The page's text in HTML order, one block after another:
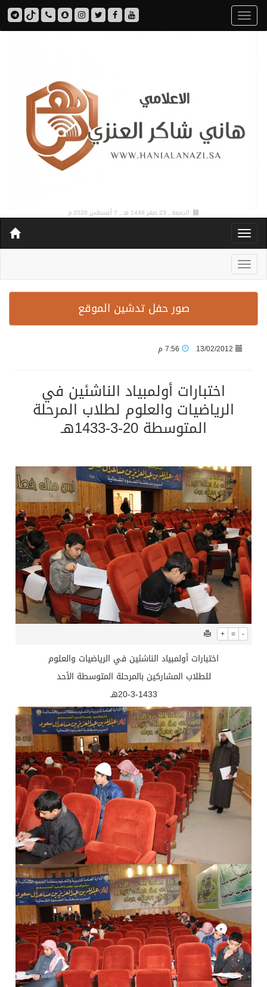
الجمعة , 23 صفر 1448 هـ , 7 أغسطس 2026 م
صور حفل تدشين الموقع
13/02/2012
اختبارات أولمبياد الناشئين في
الرياضيات والعلوم لطلاب المرحلة
المتوسطة 20-3-1433هـ
+ = -
اختبارات أولمبياد الناشئين في الرياضيات والعلوم
للطلاب المشاركين بالمرحلة المتوسطة الأحد
20-3-1433هـ